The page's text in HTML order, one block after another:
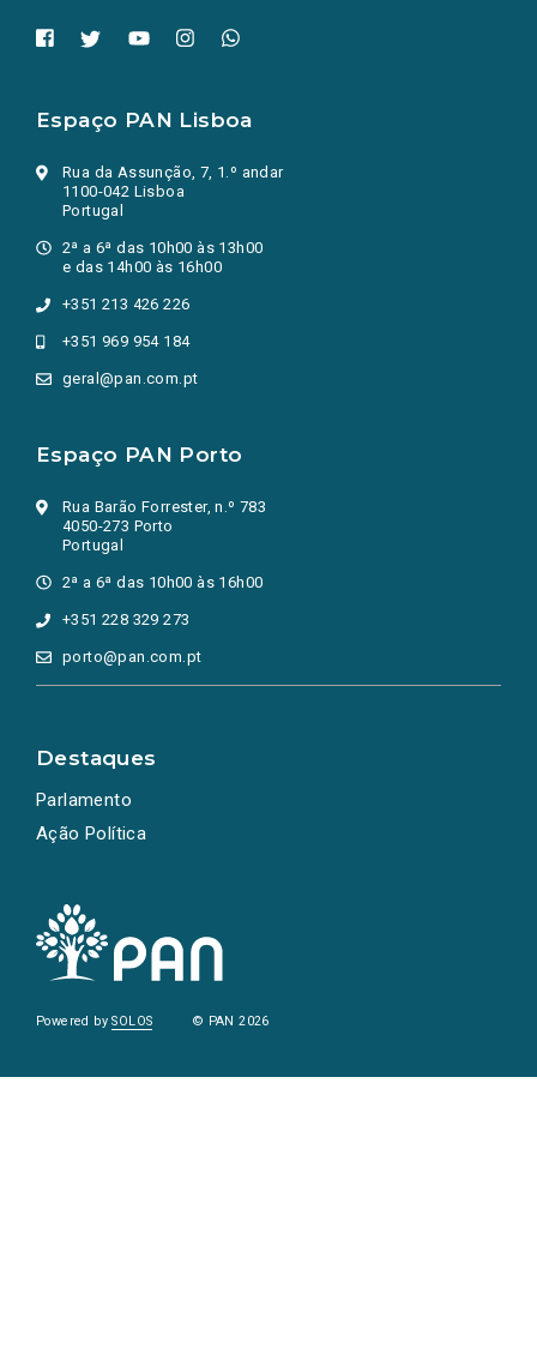
Espaço PAN Lisboa
Rua da Assunção, 7, 1.º andar
1100-042 Lisboa
Portugal
2ª a 6ª das 10h00 às 13h00
e das 14h00 às 16h00
+351 213 426 226
+351 969 954 184
geral@pan.com.pt
Espaço PAN Porto
Rua Barão Forrester, n.º 783
4050-273 Porto
Portugal
2ª a 6ª das 10h00 às 16h00
+351 228 329 273
porto@pan.com.pt
Destaques
Parlamento
Ação Política
Powered bySOLOS © PAN 2026